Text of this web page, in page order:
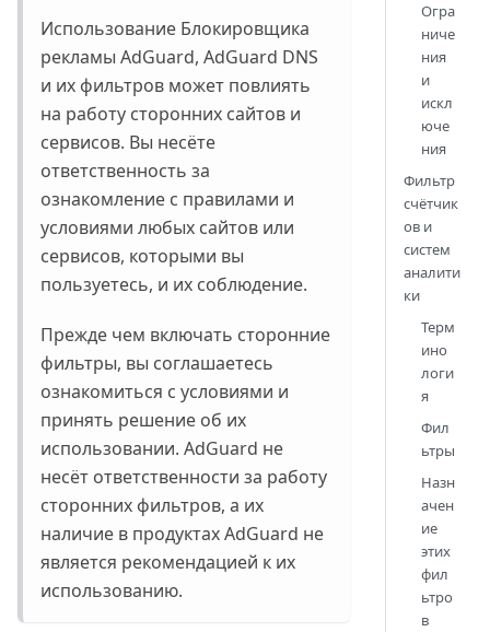
Использование Блокировщика
рекламы AdGuard, AdGuard DNS
и их фильтров может повлиять
на работу сторонних сайтов и
сервисов. Вы несёте
ответственность за
ознакомление с правилами и
условиями любых сайтов или
сервисов, которыми вы
пользуетесь, и их соблюдение.
Прежде чем включать сторонние
фильтры, вы соглашаетесь
ознакомиться с условиями и
принять решение об их
использовании. AdGuard не
несёт ответственности за работу
сторонних фильтров, а их
наличие в продуктах AdGuard не
является рекомендацией к их
использованию.
Огра
ниче
ния
и
искл
юче
ния
Фильтр
счётчик
ов и
систем
аналити
ки
Терм
ино
логи
я
Фил
ьтры
Назн
ачен
ие
этих
фил
ьтро
в